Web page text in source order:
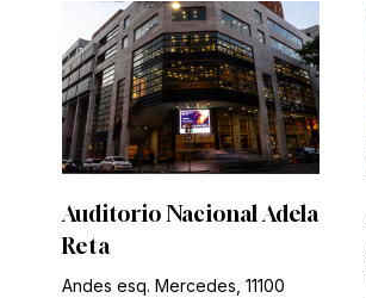
Auditorio Nacional Adela
Reta
Andes esq. Mercedes, 11100